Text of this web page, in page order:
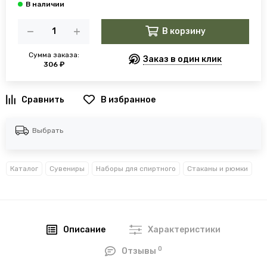
Сумма заказа:
306 ₽
В корзину
Заказ в один клик
В избранное
Выбрать
Каталог Сувениры Наборы для спиртного Стаканы и рюмки
Описание Характеристики
Отзывы0